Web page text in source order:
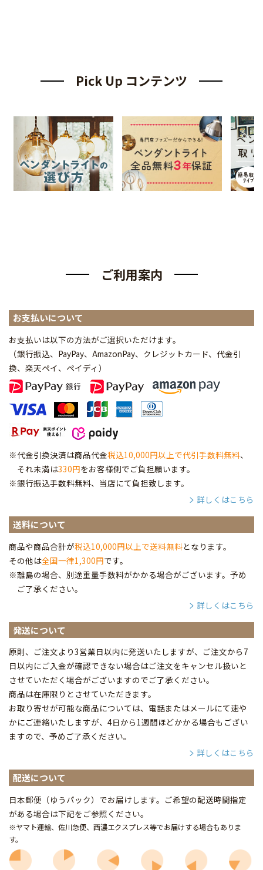
Pick Up コンテンツ
ご利用案内
お支払いについて
お支払いは以下の方法がご選択いただけます。
（銀行振込、PayPay、AmazonPay、クレジットカード、代金引
換、楽天ペイ、ペイディ ）
※代金引換決済は商品代金税込10,000円以上で代引手数料無料、
それ未満は330円をお客様側でご負担願います。
※銀行振込手数料無料、当店にて負担致します。
詳しくはこちら
送料について
商品や商品合計が税込10,000円以上で送料無料となります。
その他は全国一律1,300円です。
※離島の場合、別途重量手数料がかかる場合がございます。予め
ご了承ください。
詳しくはこちら
発送について
原則、ご注文より3営業日以内に発送いたしますが、ご注文から7
日以内にご入金が確認できない場合はご注文をキャンセル扱いと
させていただく場合がございますのでご了承ください。
商品は在庫限りとさせていただきます。
お取り寄せが可能な商品については、電話またはメールにて速や
かにご連絡いたしますが、4日から1週間ほどかかる場合もござい
ますので、予めご了承ください。
詳しくはこちら
配送について
日本郵便（ゆうパック）でお届けします。ご希望の配送時間指定
がある場合は下記をご参照ください。
※ヤマト運輸、佐川急便、西濃エクスプレス等でお届けする場合もありま
す。